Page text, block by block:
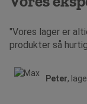
"Vores lager er
produkter så
Peter,